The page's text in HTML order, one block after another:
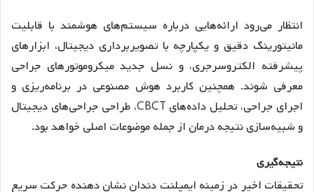
انتظار می‌رود ارائه‌هایی درباره سیستم‌های هوشمند با قابلیت
مانیتورینگ دقیق و یکپارچه با تصویربرداری دیجیتال، ابزارهای
پیشرفته الکتروسرجری، و نسل جدید میکروموتورهای جراحی
معرفی شوند. همچنین کاربرد هوش مصنوعی در برنامه‌ریزی و
اجرای جراحی، تحلیل داده‌های CBCT، طراحی جراحی‌های دیجیتال
و شبیه‌سازی نتیجه درمان از جمله موضوعات اصلی خواهد بود.
نتیجهگیری
تحقیقات اخیر در زمینه ایمپلنت دندان نشان دهنده حرکت سریع